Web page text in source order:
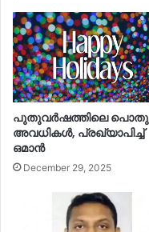
പുതുവര്‍ഷത്തിലെ പൊതു
അവധികള്‍, പ്രഖ്യാപിച്ച്‌
ഒമാൻ
December 29, 2025